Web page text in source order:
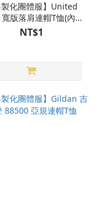
製化團體服】United
版落肩連帽T恤(內刷
毛) 3563101
NT$1